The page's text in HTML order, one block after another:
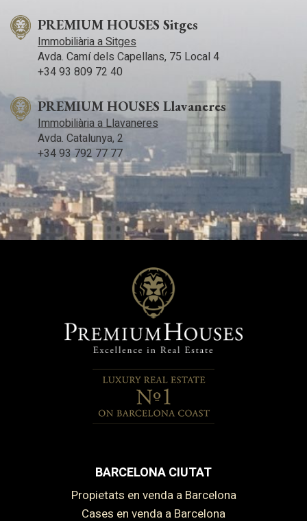
PREMIUM HOUSES Sitges
Immobiliària a Sitges
Avda. Camí­ dels Capellans, 75 Local 4
+34 93 809 72 40
PREMIUM HOUSES Llavaneres
Immobiliària a Llavaneres
Avda. Catalunya, 2
+34 93 792 77 77
BARCELONA CIUTAT
Propietats en venda a Barcelona
Cases en venda a Barcelona